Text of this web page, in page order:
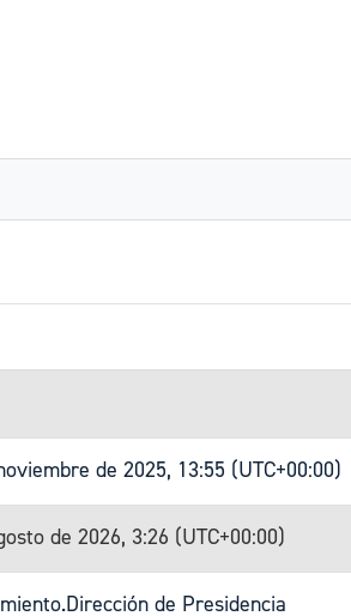
de 2025, 13:55 (UTC+00:00)
de 2026, 3:26 (UTC+00:00)
de Presidencia